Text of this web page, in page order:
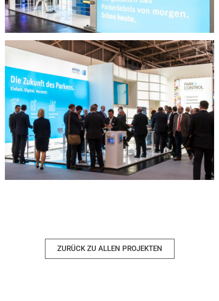
ZURÜCK ZU ALLEN PROJEKTEN